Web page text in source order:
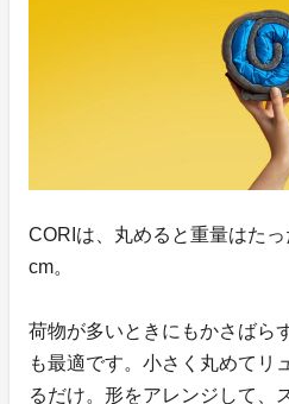
CORIは、丸めると重量はた
cm。
荷物が多いときにもかさばら
も最適です。小さく丸めてリ
るだけ。形をアレンジして、